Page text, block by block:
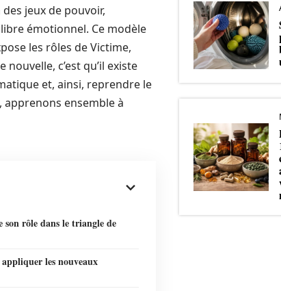
jeux de pouvoir,
émotionnel. Ce modèle
les rôles de Victime,
c’est qu’il existe
et, ainsi, reprendre le
ensemble à
rôle dans le triangle de
les nouveaux